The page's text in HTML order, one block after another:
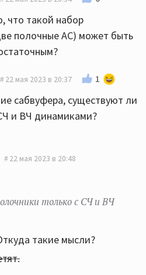
что такой набор
полочные АС) может быть
22 мая 2023 в 20:37 1
сабвуфера, существуют ли
и ВЧ динамиками?
22 мая 2023 в 20:48
только с СЧ и ВЧ
такие мысли?